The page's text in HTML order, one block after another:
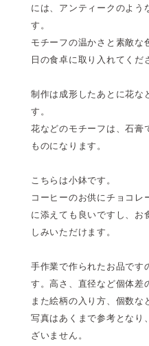
には、アンティークのよう
す。
モチーフの温かさと素敵な
日の食卓に取り入れてくだ
制作は成形したあとに花な
す。
花などのモチーフは、石膏
ものになります。
こちらは小鉢です。
コーヒーのお供にチョコレ
に添えても良いですし、お
しみいただけます。
手作業で作られたお品です
す。高さ、直径など個体差
また絵柄の入り方、個数な
写真はあくまで参考となり
ざいません。